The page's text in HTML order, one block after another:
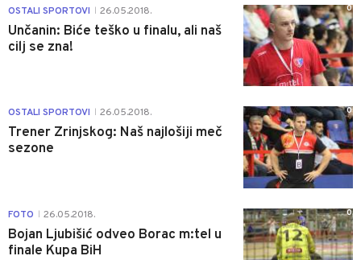
OSTALI SPORTOVI 26.05.2018.
Unčanin: Biće teško u finalu, ali naš
cilj se zna!
0
OSTALI SPORTOVI 26.05.2018.
Trener Zrinjskog: Naš najlošiji meč
sezone
0
FOTO 26.05.2018.
Bojan Ljubišić odveo Borac m:tel u
finale Kupa BiH
0